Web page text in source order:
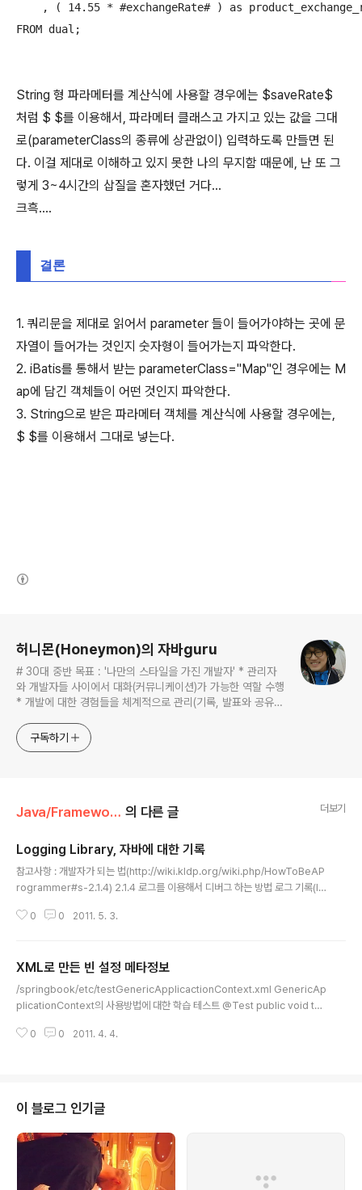
, ( 14.55 * #exchangeRate# ) as
FROM dual;
String 형 파라메터를 계산식에 사용할 경우에는 $saveRate$
처럼 $ $를 이용해서, 파라메터 클래스고 가지고 있는 값을 그대
로(parameterClass의 종류에 상관없이) 입력하도록 만들면 된
다. 이걸 제대로 이해하고 있지 못한 나의 무지함 때문에, 난 또 그
렇게 3~4시간의 삽질을 혼자했던 거다...
크흑....
결론
1. 쿼리문을 제대로 읽어서 parameter 들이 들어가야하는 곳에 문
자열이 들어가는 것인지 숫자형이 들어가는지 파악한다.
2. iBatis를 통해서 받는 parameterClass="Map"인 경우에는 M
ap에 담긴 객체들이 어떤 것인지 파악한다.
3. String으로 받은 파라메터 객체를 계산식에 사용할 경우에는,
$ $를 이용해서 그대로 넣는다.
허니몬(Honeymon)의 자바guru
# 30대 중반 목표 : '나만의 스타일을 가진 개발자' * 관리자
와 개발자들 사이에서 대화(커뮤니케이션)가 가능한 역할 수행
* 개발에 대한 경험들을 체계적으로 관리(기록, 발표와 공유)
누구나 들려봤을법한 그런 개발관련 파워블로거 를 목표로 블
로그를 재편하려고 하는 중
구독하기
Java/Framework & Libs 의 다른 글 더보기
Logging Library, 자바에 대한 기록
참고사항 : 개발자가 되는 법(http://wiki.kldp.org/wiki.php/HowToBeAP
rogrammer#s-2.1.4) 2.1.4 로그를 이용해서 디버그 하는 방법 로그 기록(lo
작성하는 활동을 말한다. 프린트 줄 넣기(printlining)는 간단한, 보통은 일시적
의 복잡성 때문에 로그를 이해하고 사용해야 한다. 로그가 제공하는 정보의 양
은, 이상적으로는 프로그램이 실행되는 중에도, 설정 가능해야 한다. 일반적으
로 로그 기록은 다음의 이점이 있다. 로그는 재..
0 0 2011. 5. 3.
XML로 만든 빈 설정 메타정보
/springbook/etc/testGenericApplicactionContext.xml GenericAp
plicationContext의 사용방법에 대한 학습 테스트 @Test public void tes
ew GenericApplicationContext(); XmlBeanDefinitionReader read
0 0 2011. 4. 4.
이 블로그 인기글